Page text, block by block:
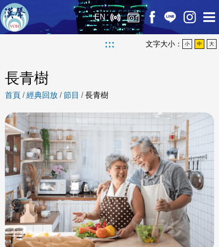
EN
::: 文字大小： 小 中 大
長青樹
首頁 /經典回放 /節目 /長青樹